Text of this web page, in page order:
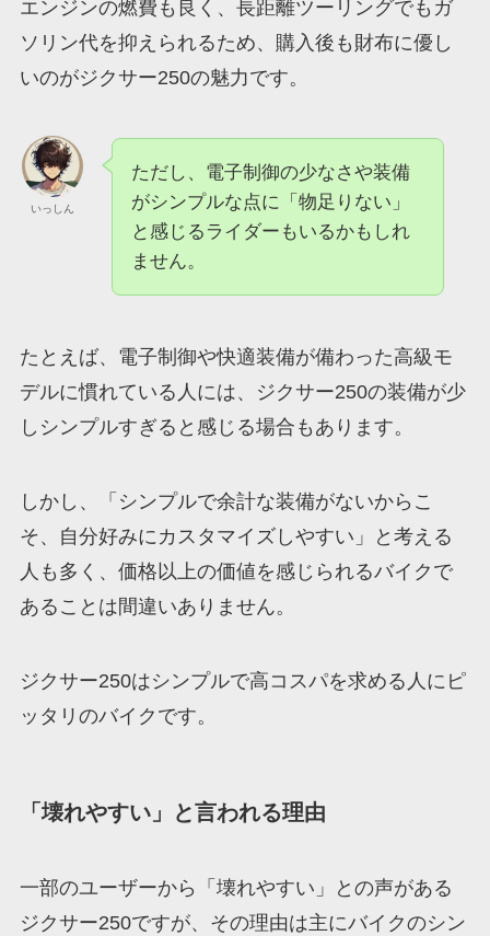
エンジンの燃費も良く、長距離ツーリングでもガ
ソリン代を抑えられるため、購入後も財布に優し
いのがジクサー250の魅力です。
いっしん
ただし、電子制御の少なさや装備
がシンプルな点に「物足りない」
と感じるライダーもいるかもしれ
ません。
たとえば、電子制御や快適装備が備わった高級モ
デルに慣れている人には、ジクサー250の装備が少
しシンプルすぎると感じる場合もあります。
しかし、「シンプルで余計な装備がないからこ
そ、自分好みにカスタマイズしやすい」と考える
人も多く、価格以上の価値を感じられるバイクで
あることは間違いありません。
ジクサー250はシンプルで高コスパを求める人にピ
ッタリのバイクです。
「壊れやすい」と言われる理由
一部のユーザーから「壊れやすい」との声がある
ジクサー250ですが、その理由は主にバイクのシン